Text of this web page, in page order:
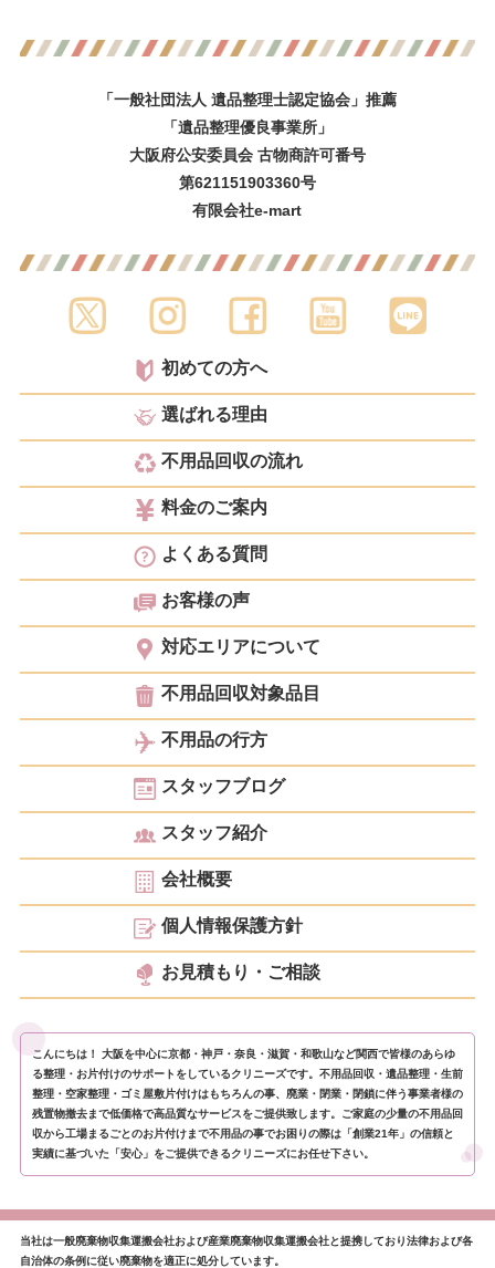
「一般社団法人 遺品整理士認定協会」推薦
「遺品整理優良事業所」
大阪府公安委員会 古物商許可番号
第621151903360号
有限会社e-mart
初めての方へ
選ばれる理由
不用品回収の流れ
料金のご案内
よくある質問
お客様の声
対応エリアについて
不用品回収対象品目
不用品の行方
スタッフブログ
スタッフ紹介
会社概要
個人情報保護方針
お見積もり・ご相談
こんにちは！ 大阪を中心に京都・神戸・奈良・滋賀・和歌山など関西で皆様のあらゆ
る整理・お片付けのサポートをしているクリニーズです。不用品回収・遺品整理・生前
整理・空家整理・ゴミ屋敷片付けはもちろんの事、廃業・閉業・閉鎖に伴う事業者様の
残置物撤去まで低価格で高品質なサービスをご提供致します。ご家庭の少量の不用品回
収から工場まるごとのお片付けまで不用品の事でお困りの際は「創業21年」の信頼と
実績に基づいた「安心」をご提供できるクリニーズにお任せ下さい。
当社は一般廃棄物収集運搬会社および産業廃棄物収集運搬会社と提携しており法律および各
自治体の条例に従い廃棄物を適正に処分しています。